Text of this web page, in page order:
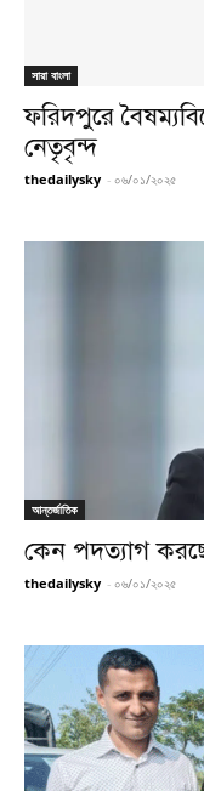
সারা বাংলা
ফরিদপুরে
নেতৃবৃন্দ
thedailysky - ০৬/০১/২০২৫
আন্তর্জাতিক
কেন পদত্যাগ
thedailysky - ০৬/০১/২০২৫